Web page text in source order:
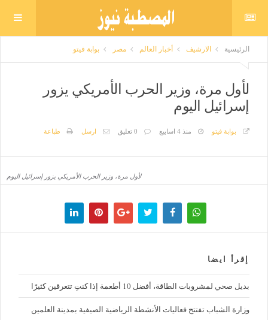
الرئيسية الارشيف أخبار العالم مصر بوابة فيتو
لأول مرة، وزير الحرب الأمريكي يزور
إسرائيل اليوم
بوابة فيتو منذ 4 اسابيع 0 تعليق ارسل طباعة
لأول مرة، وزير الحرب الأمريكي يزور إسرائيل اليوم
إقرأ ايضا
بديل صحي لمشروبات الطاقة، أفضل 10 أطعمة إذا كنتِ تتعرقين كثيرًا
وزارة الشباب تفتتح فعاليات الأنشطة الرياضية الصيفية بمدينة العلمين